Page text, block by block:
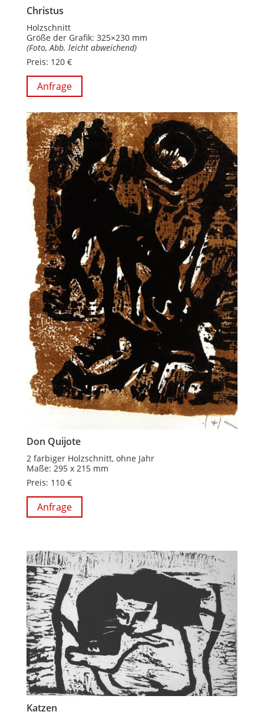
Christus
Holzschnitt
Größe der Grafik: 325×230 mm
(Foto, Abb. leicht abweichend)
Preis: 120 €
Anfrage
Don Quijote
2 farbiger Holzschnitt, ohne Jahr
Maße: 295 x 215 mm
Preis: 110 €
Anfrage
Katzen